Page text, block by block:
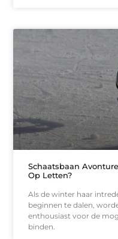
Schaatsbaan
Op Letten?
Als de winter haar
beginnen te dalen,
enthousiast voor de
binden.